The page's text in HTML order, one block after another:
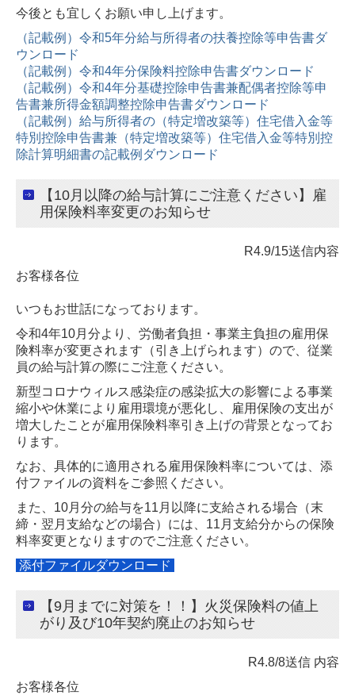
今後とも宜しくお願い申し上げます。
（記載例）令和5年分給与所得者の扶養控除等申告書ダ
ウンロード
（記載例）令和4年分保険料控除申告書ダウンロード
（記載例）令和4年分基礎控除申告書兼配偶者控除等申
告書兼所得金額調整控除申告書ダウンロード
（記載例）給与所得者の（特定増改築等）住宅借入金等
特別控除申告書兼（特定増改築等）住宅借入金等特別控
除計算明細書の記載例ダウンロード
【10月以降の給与計算にご注意ください】雇
用保険料率変更のお知らせ
R4.9/15送信内容
お客様各位
いつもお世話になっております。
令和4年10月分より、労働者負担・事業主負担の雇用保
険料率が変更されます（引き上げられます）ので、従業
員の給与計算の際にご注意ください。
新型コロナウィルス感染症の感染拡大の影響による事業
縮小や休業により雇用環境が悪化し、雇用保険の支出が
増大したことが雇用保険料率引き上げの背景となってお
ります。
なお、具体的に適用される雇用保険料率については、添
付ファイルの資料をご参照ください。
また、10月分の給与を11月以降に支給される場合（末
締・翌月支給などの場合）には、11月支給分からの保険
料率変更となりますのでご注意ください。
添付ファイルダウンロード
【9月までに対策を！！】火災保険料の値上
がり及び10年契約廃止のお知らせ
R4.8/8送信 内容
お客様各位